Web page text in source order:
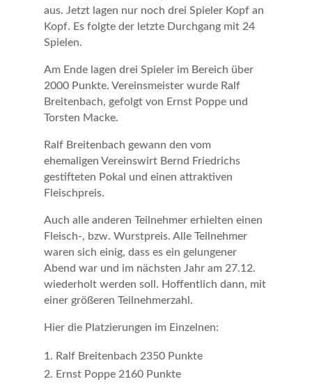
aus. Jetzt lagen nur noch drei Spieler Kopf an
Kopf. Es folgte der letzte Durchgang mit 24
Spielen.
Am Ende lagen drei Spieler im Bereich über
2000 Punkte. Vereinsmeister wurde Ralf
Breitenbach, gefolgt von Ernst Poppe und
Torsten Macke.
Ralf Breitenbach gewann den vom
ehemaligen Vereinswirt Bernd Friedrichs
gestifteten Pokal und einen attraktiven
Fleischpreis.
Auch alle anderen Teilnehmer erhielten einen
Fleisch-, bzw. Wurstpreis. Alle Teilnehmer
waren sich einig, dass es ein gelungener
Abend war und im nächsten Jahr am 27.12.
wiederholt werden soll. Hoffentlich dann, mit
einer größeren Teilnehmerzahl.
Hier die Platzierungen im Einzelnen:
Ralf Breitenbach 2350 Punkte
Ernst Poppe 2160 Punkte